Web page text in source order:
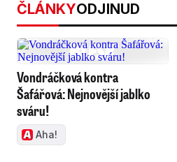
ČLÁNKYODJINUD
Vondráčková kontra
Šafářová: Nejnovější jablko
sváru!
Aha!